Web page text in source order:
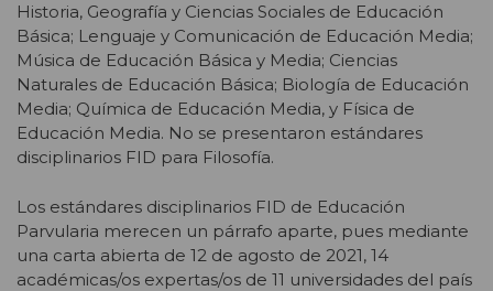
Historia, Geografía y Ciencias Sociales de Educación
Básica; Lenguaje y Comunicación de Educación Media;
Música de Educación Básica y Media; Ciencias
Naturales de Educación Básica; Biología de Educación
Media; Química de Educación Media, y Física de
Educación Media. No se presentaron estándares
disciplinarios FID para Filosofía.
Los estándares disciplinarios FID de Educación
Parvularia merecen un párrafo aparte, pues mediante
una carta abierta de 12 de agosto de 2021, 14
académicas/os expertas/os de 11 universidades del país